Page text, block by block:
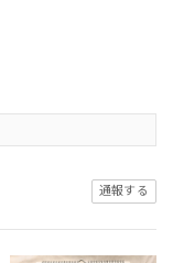
通報する